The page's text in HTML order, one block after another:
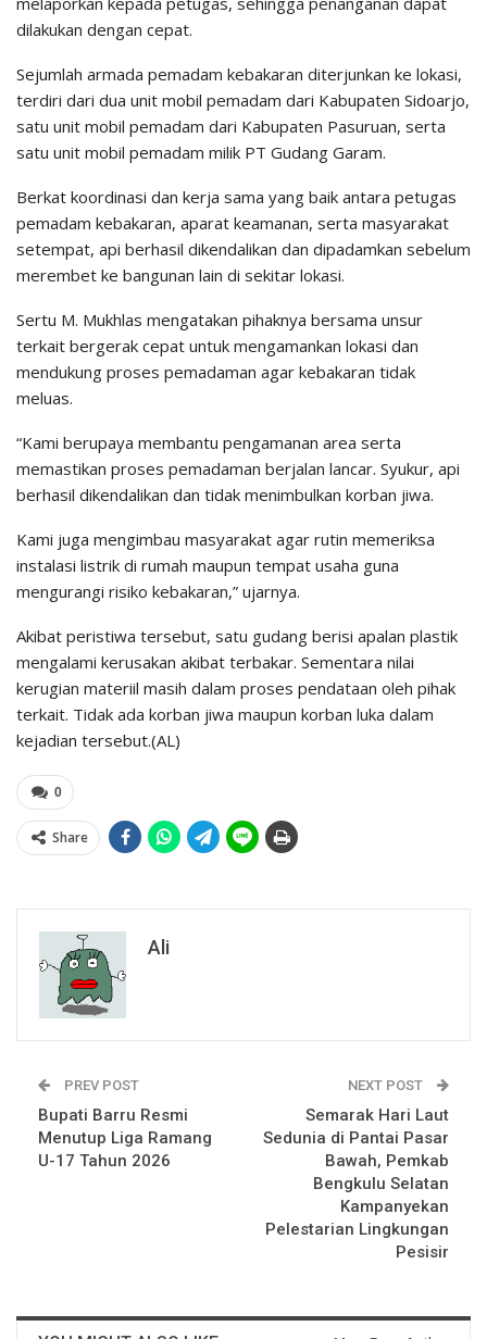
dilakukan dengan cepat.
Sejumlah armada pemadam kebakaran diterjunkan ke lokasi,
terdiri dari dua unit mobil pemadam dari Kabupaten Sidoarjo,
satu unit mobil pemadam dari Kabupaten Pasuruan, serta
satu unit mobil pemadam milik PT Gudang Garam.
Berkat koordinasi dan kerja sama yang baik antara petugas
pemadam kebakaran, aparat keamanan, serta masyarakat
setempat, api berhasil dikendalikan dan dipadamkan sebelum
merembet ke bangunan lain di sekitar lokasi.
Sertu M. Mukhlas mengatakan pihaknya bersama unsur
terkait bergerak cepat untuk mengamankan lokasi dan
mendukung proses pemadaman agar kebakaran tidak
meluas.
“Kami berupaya membantu pengamanan area serta
memastikan proses pemadaman berjalan lancar. Syukur, api
berhasil dikendalikan dan tidak menimbulkan korban jiwa.
Kami juga mengimbau masyarakat agar rutin memeriksa
instalasi listrik di rumah maupun tempat usaha guna
mengurangi risiko kebakaran,” ujarnya.
Akibat peristiwa tersebut, satu gudang berisi apalan plastik
mengalami kerusakan akibat terbakar. Sementara nilai
kerugian materiil masih dalam proses pendataan oleh pihak
terkait. Tidak ada korban jiwa maupun korban luka dalam
kejadian tersebut.(AL)
0
Share
Ali
PREV POST
Bupati Barru Resmi
Menutup Liga Ramang
U-17 Tahun 2026
NEXT POST
Semarak Hari Laut
Sedunia di Pantai Pasar
Bawah, Pemkab
Bengkulu Selatan
Kampanyekan
Pelestarian Lingkungan
Pesisir